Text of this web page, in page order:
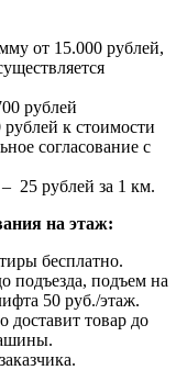
от 15.000 рублей,
рублей
к стоимости
согласование с
25 рублей за 1 км.
на этаж:
бесплатно.
подъезда, подъем на
50 руб./этаж.
товар до